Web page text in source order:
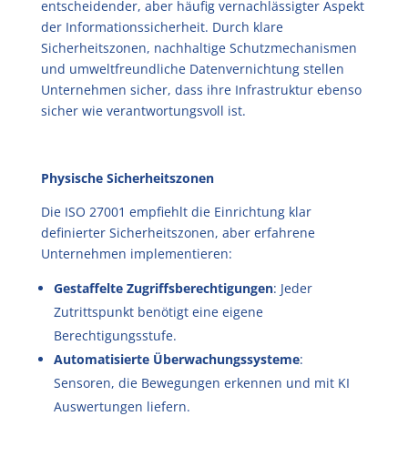
entscheidender, aber häufig vernachlässigter Aspekt
der Informationssicherheit. Durch klare
Sicherheitszonen, nachhaltige Schutzmechanismen
und umweltfreundliche Datenvernichtung stellen
Unternehmen sicher, dass ihre Infrastruktur ebenso
sicher wie verantwortungsvoll ist.
Physische Sicherheitszonen
Die ISO 27001 empfiehlt die Einrichtung klar
definierter Sicherheitszonen, aber erfahrene
Unternehmen implementieren:
Gestaffelte Zugriffsberechtigungen: Jeder
Zutrittspunkt benötigt eine eigene
Berechtigungsstufe.
Automatisierte Überwachungssysteme:
Sensoren, die Bewegungen erkennen und mit KI
Auswertungen liefern.